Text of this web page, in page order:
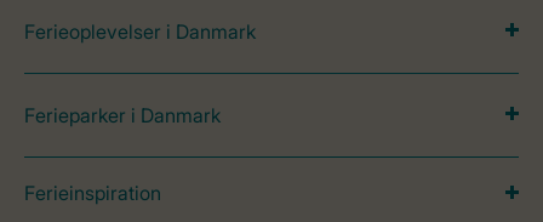
Ferieoplevelser i Danmark
Ferieparker i Danmark
Ferieinspiration